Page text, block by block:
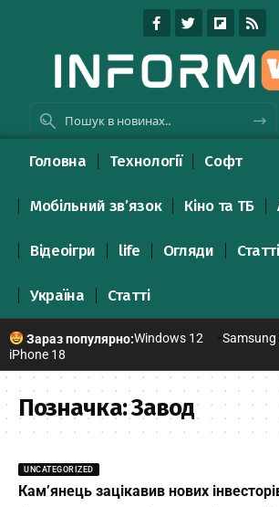
Головна Технології Софт
Мобільний зв’язок Кіно та ТБ
Відеоігри life Огляди Статті
Україна Статті
Зараз популярно:Windows 12
Samsung
iPhone 18
Позначка:Завод
UNCATEGORIZED
Кам’янець зацікавив нових